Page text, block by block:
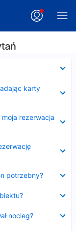
karty
rezerwacja
potrzebny?
nocleg?